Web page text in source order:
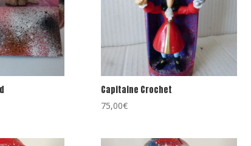
Capitaine Crochet
75,00€